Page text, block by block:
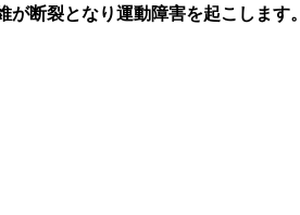
断裂となり運動障害を起こします。